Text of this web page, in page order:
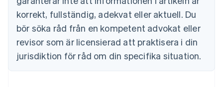
korrekt, fullständig, adekvat eller aktuell. Du
bör söka råd från en kompetent advokat eller
revisor som är licensierad att praktisera i din
jurisdiktion för råd om din specifika situation.
Estland
English
Fastlandskina
简体中文English
EnglishSvenska
Frankrike